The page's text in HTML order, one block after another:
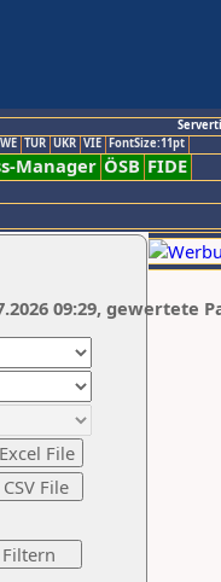
TUR UKR VIE FontSize:11pt
Manager ÖSB FIDE
09:29, gewertete